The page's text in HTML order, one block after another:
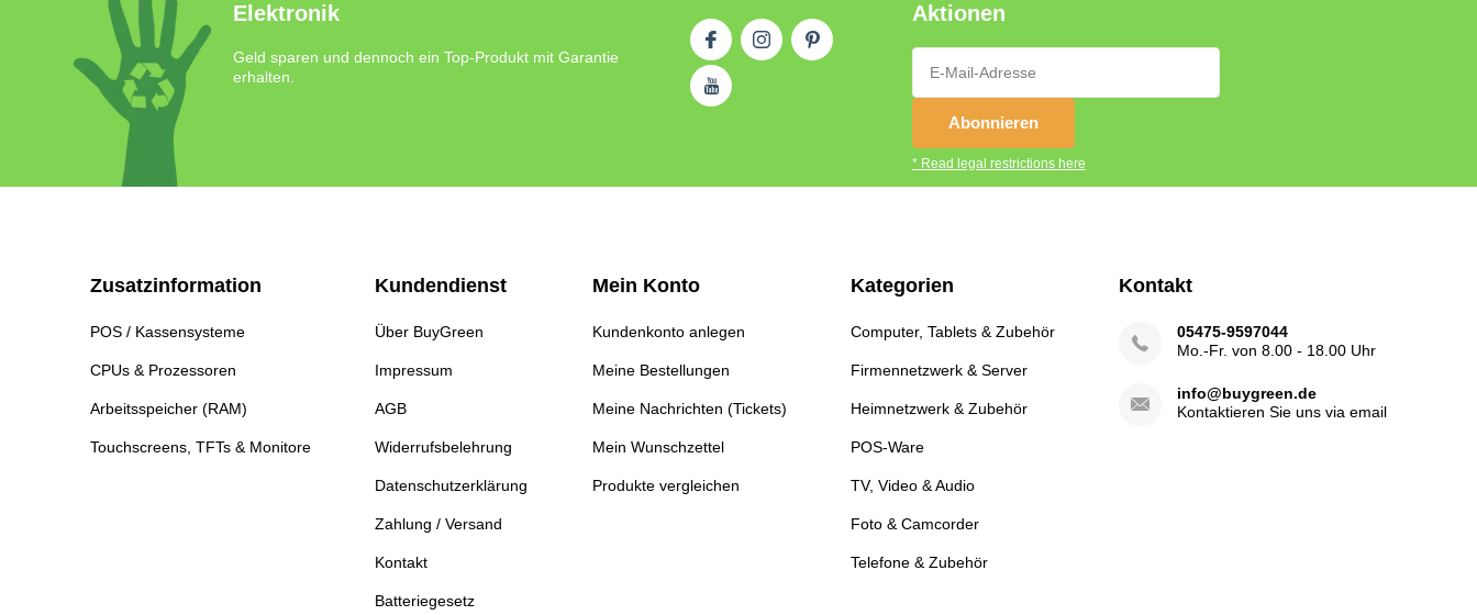
Elektronik
Geld sparen und dennoch ein Top-Produkt mit Garantie
erhalten.
Aktionen
Abonnieren
* Read legal restrictions here
Zusatzinformation
POS / Kassensysteme
CPUs & Prozessoren
Arbeitsspeicher (RAM)
Touchscreens, TFTs & Monitore
Kundendienst
Über BuyGreen
Impressum
AGB
Widerrufsbelehrung
Datenschutzerklärung
Zahlung / Versand
Kontakt
Batteriegesetz
Mein Konto
Kundenkonto anlegen
Meine Bestellungen
Meine Nachrichten (Tickets)
Mein Wunschzettel
Produkte vergleichen
Kategorien
Computer, Tablets & Zubehör
Firmennetzwerk & Server
Heimnetzwerk & Zubehör
POS-Ware
TV, Video & Audio
Foto & Camcorder
Telefone & Zubehör
Kontakt
05475-9597044
Mo.-Fr. von 8.00 - 18.00 Uhr
info@buygreen.de
Kontaktieren Sie uns via email